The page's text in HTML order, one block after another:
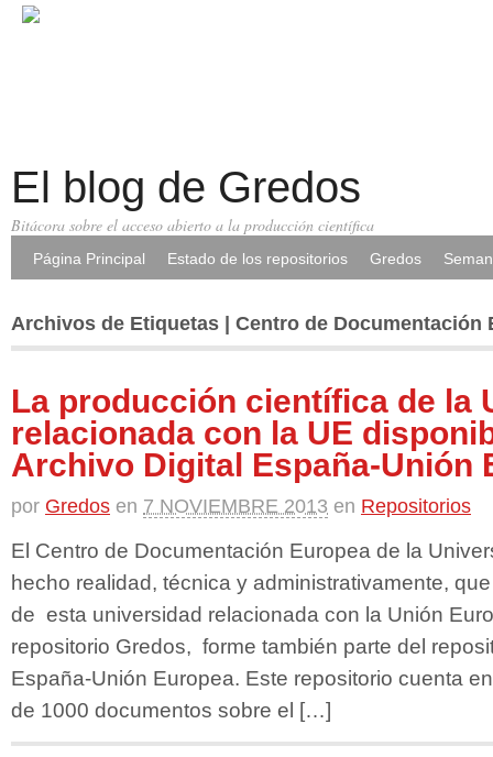
El blog de Gredos
Bitácora sobre el acceso abierto a la producción científica
Página Principal Estado de los repositorios Gredos
Archivos de Etiquetas | Centro de Documentación
La producción científica de la
relacionada con la UE
Archivo Digital España-Unión
por Gredos en 7 NOVIEMBRE 2013 en Repositorios
El Centro de Documentación Europea de la
hecho realidad, técnica y administrativamente,
de esta universidad relacionada con la Unión
repositorio Gredos, forme también parte del
España-Unión Europea. Este repositorio cuenta
de 1000 documentos sobre el […]